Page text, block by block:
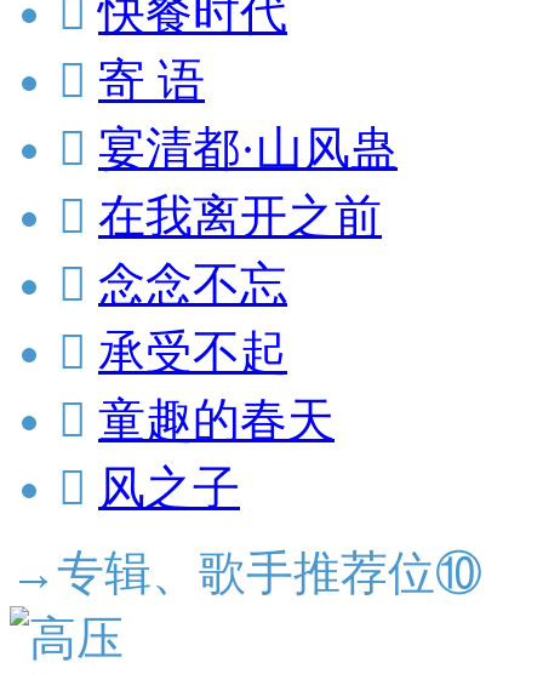
 快餐时代
 寄 语
 宴清都·山风蛊
 在我离开之前
 念念不忘
 承受不起
 童趣的春天
 风之子
→专辑、歌手推荐位⑩